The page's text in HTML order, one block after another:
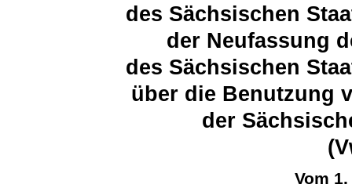
des Sächsischen
der Neufassung
des Sächsischen
über die Benutzung
der
Vom